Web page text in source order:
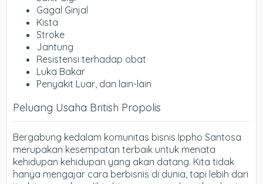
Gagal Ginjal
Kista
Stroke
Jantung
Resistensi terhadap obat
Luka Bakar
Penyakit Luar, dan lain-lain
Peluang Usaha British Propolis
Bergabung kedalam komunitas bisnis Ippho Santosa
merupakan kesempatan terbaik untuk menata
kehidupan kehidupan yang akan datang. Kita tidak
hanya mengajar cara berbisnis di dunia, tapi lebih dari